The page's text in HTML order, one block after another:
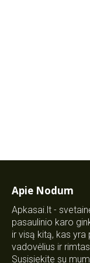
Apie Nodum
Apkasai.lt -
pasaulinio karo
ir visą kitą, kas
vadovėlius ir
Susisiekite su